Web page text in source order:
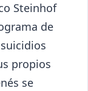
Steinhof
de
propios
se